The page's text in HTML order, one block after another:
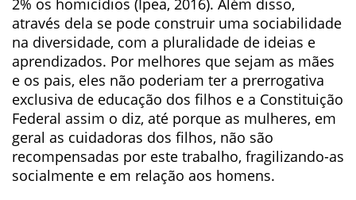
2% os homicídios (Ipea, 2016). Além disso,
através dela se pode construir uma sociabilidade
na diversidade, com a pluralidade de ideias e
aprendizados. Por melhores que sejam as mães
e os pais, eles não poderiam ter a prerrogativa
exclusiva de educação dos filhos e a Constituição
Federal assim o diz, até porque as mulheres, em
geral as cuidadoras dos filhos, não são
recompensadas por este trabalho, fragilizando-as
socialmente e em relação aos homens.